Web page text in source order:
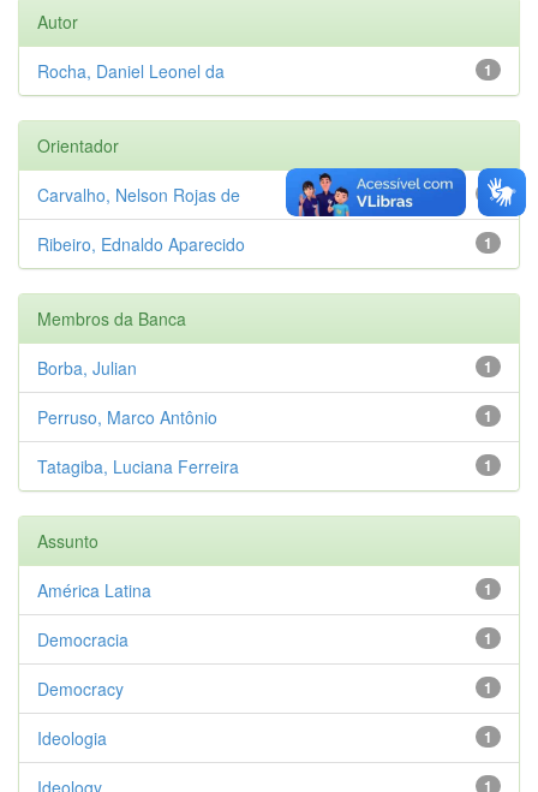
Autor
1
Rocha, Daniel Leonel da
Orientador
1
Carvalho, Nelson Rojas de
1
Ribeiro, Ednaldo Aparecido
Membros da Banca
1
Borba, Julian
1
Perruso, Marco Antônio
1
Tatagiba, Luciana Ferreira
Assunto
1
América Latina
1
Democracia
1
Democracy
1
Ideologia
1
Ideology